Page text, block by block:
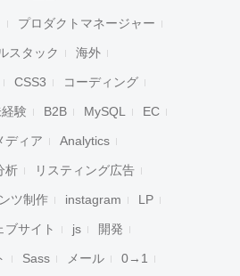
プロダクトマネージャー
スタック 海外
CSS3 コーディング
験 B2B MySQL EC
ディア Analytics
析 リスティング広告
ツ制作 instagram LP
ブサイト js 開発
Sass メール 0→1